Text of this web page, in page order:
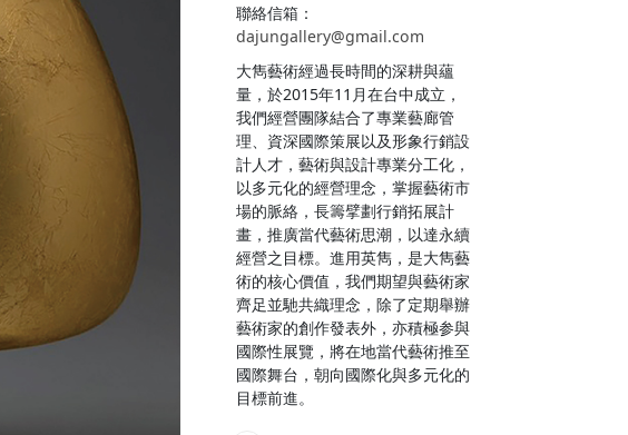
聯絡信箱：
dajungallery@gmail.com
大雋藝術經過長時間的深耕與蘊
量，於2015年11月在台中成立，
我們經營團隊結合了專業藝廊管
理、資深國際策展以及形象行銷設
計人才，藝術與設計專業分工化，
以多元化的經營理念，掌握藝術市
場的脈絡，長籌擘劃行銷拓展計
畫，推廣當代藝術思潮，以達永續
經營之目標。進用英雋，是大雋藝
術的核心價值，我們期望與藝術家
齊足並馳共織理念，除了定期舉辦
藝術家的創作發表外，亦積極参與
國際性展覽，將在地當代藝術推至
國際舞台，朝向國際化與多元化的
目標前進。